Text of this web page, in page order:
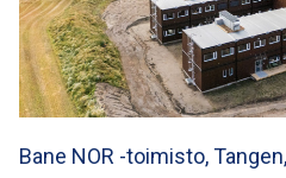
Bane NOR -toimisto,